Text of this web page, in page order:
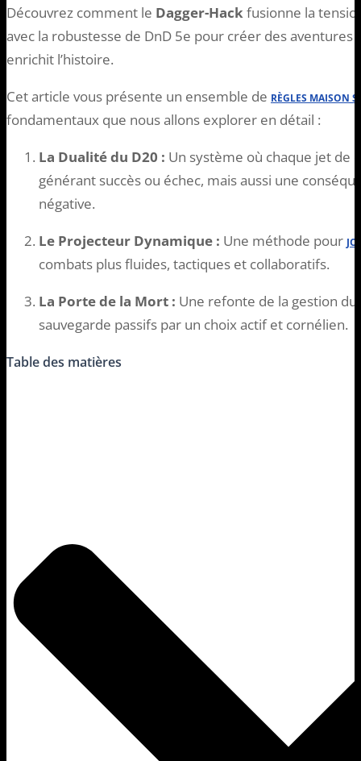
Découvrez comment le Dagger-Hackfusionne la
avec la robustesse de DnD 5e pour créer des
enrichit l’histoire.
Cet article vous présente un ensemble de RÈGLES MAISON
fondamentaux que nous allons explorer en détail :
La Dualité du D20 : Un système où chaque jet de
générant succès ou échec, mais aussi une
négative.
Le Projecteur Dynamique : Une méthode pour
combats plus fluides, tactiques et collaboratifs.
La Porte de la Mort : Une refonte de la gestion
sauvegarde passifs par un choix actif et cornélien.
Table des matières